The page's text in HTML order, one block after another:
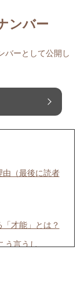
ンバー
バーとして公開し
（最後に読者
才能」とは？
う言うし…